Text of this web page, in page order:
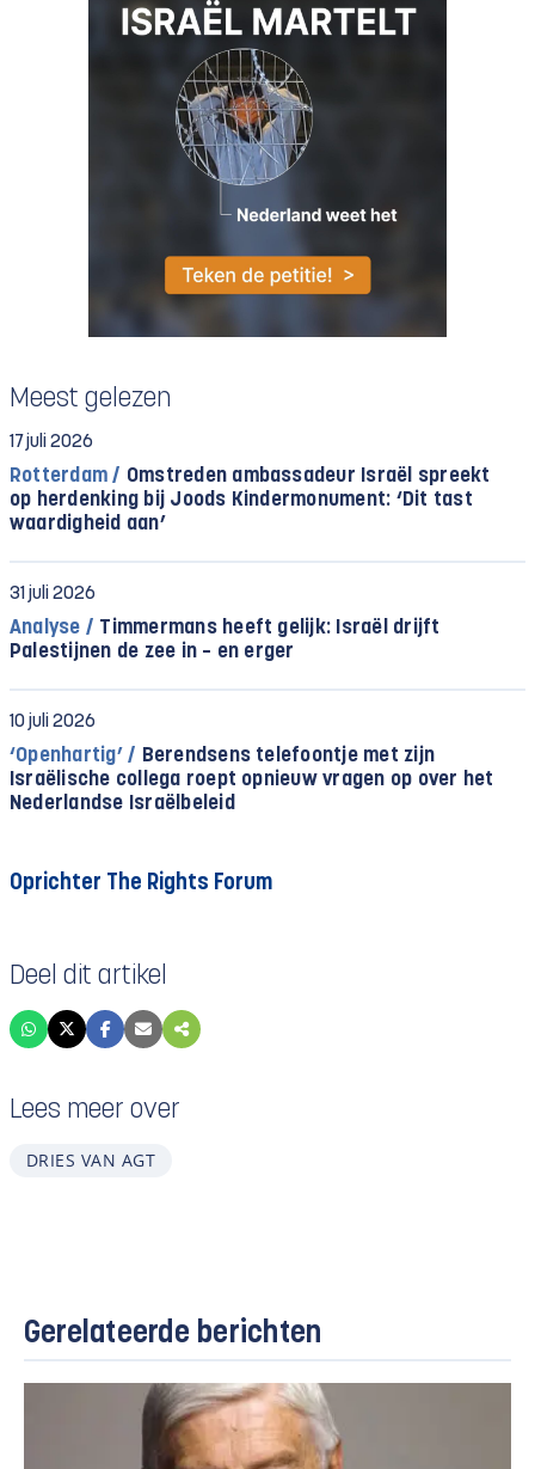
Meest gelezen
17 juli 2026
Rotterdam / Omstreden ambassadeur Israël spreekt
op herdenking bij Joods Kindermonument: ‘Dit tast
waardigheid aan’
31 juli 2026
Analyse / Timmermans heeft gelijk: Israël drijft
Palestijnen de zee in – en erger
10 juli 2026
‘Openhartig’ / Berendsens telefoontje met zijn
Israëlische collega roept opnieuw vragen op over het
Nederlandse Israëlbeleid
Oprichter The Rights Forum
Deel dit artikel
Lees meer over
DRIES VAN AGT
Gerelateerde berichten